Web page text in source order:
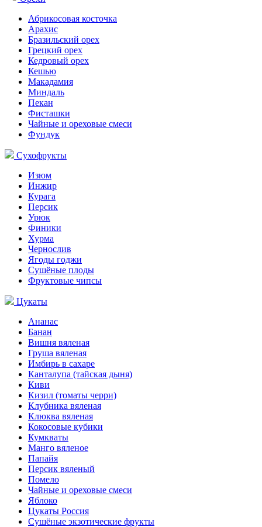
Абрикосовая косточка
Арахис
Бразильский орех
Грецкий орех
Кедровый орех
Кешью
Макадамия
Миндаль
Пекан
Фисташки
Чайные и ореховые смеси
Фундук
Сухофрукты
Изюм
Инжир
Курага
Персик
Урюк
Финики
Хурма
Чернослив
Ягоды годжи
Сушёные плоды
Фруктовые чипсы
Цукаты
Ананас
Банан
Вишня вяленая
Груша вяленая
Имбирь в сахаре
Канталупа (тайская дыня)
Киви
Кизил (томаты черри)
Клубника вяленая
Клюква вяленая
Кокосовые кубики
Кумкваты
Манго вяленое
Папайя
Персик вяленый
Помело
Чайные и ореховые смеси
Яблоко
Цукаты Россия
Сушёные экзотические фрукты